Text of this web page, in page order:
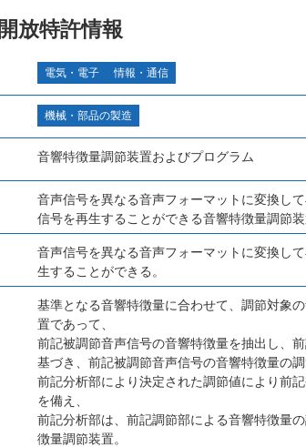
開放特許情報
電気・電子 情報・通信
機械・部品の製造
音響特徴量調節装置およびプログラム
音声信号を異なる音声フォーマットに変換し
信号を再生することができる音響特徴量調節
音声信号を異なる音声フォーマットに変換し
生することができる。
基準となる音響特徴量に合わせて、調節対象
置であって、
前記被調節音声信号の音響特徴量を抽出し、
基づき、前記被調節音声信号の音響特徴量の
前記分析部により決定された調節値により前
を備え、
前記分析部は、前記調節部による音響特徴量
徴量調節装置。